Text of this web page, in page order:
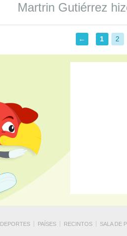
Martrin Gutiérrez
← 1 2
DEPORTES PAÍSES RECINTOS SALA DE